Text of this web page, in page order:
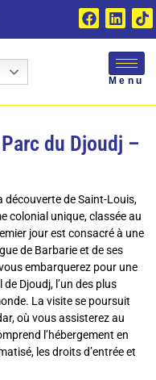
Menu
du Djoudj –
découverte de Saint-Louis,
colonial unique, classée au
jour est consacré à une
de Barbarie et de ses
embarquerez pour une
Djoudj, l’un des plus
La visite se poursuit
où vous assisterez au
l’hébergement en
les droits d’entrée et